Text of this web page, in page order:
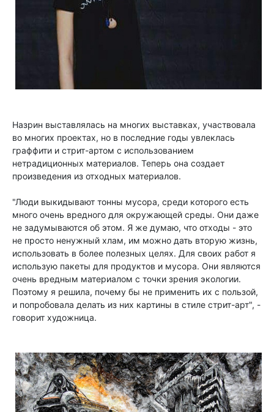
Назрин выставлялась на многих выставках, участвовала
во многих проектах, но в последние годы увлеклась
граффити и стрит-артом с использованием
нетрадиционных материалов. Теперь она создает
произведения из отходных материалов.
"Люди выкидывают тонны мусора, среди которого есть
много очень вредного для окружающей среды. Они даже
не задумываются об этом. Я же думаю, что отходы - это
не просто ненужный хлам, им можно дать вторую жизнь,
использовать в более полезных целях. Для своих работ я
использую пакеты для продуктов и мусора. Они являются
очень вредным материалом с точки зрения экологии.
Поэтому я решила, почему бы не применить их с пользой,
и попробовала делать из них картины в стиле стрит-арт", -
говорит художница.